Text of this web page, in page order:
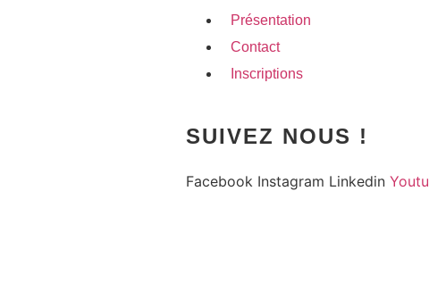
Présentation
Contact
Inscriptions
SUIVEZ NOUS !
Facebook Instagram Linkedin